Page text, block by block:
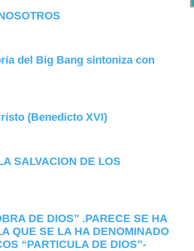
del Big Bang sintoniza con
(Benedicto XVI)
SALVACION DE LOS
DE DIOS” .PARECE SE HA
QUE SE LA HA DENOMINADO
“PARTICULA DE DIOS”-